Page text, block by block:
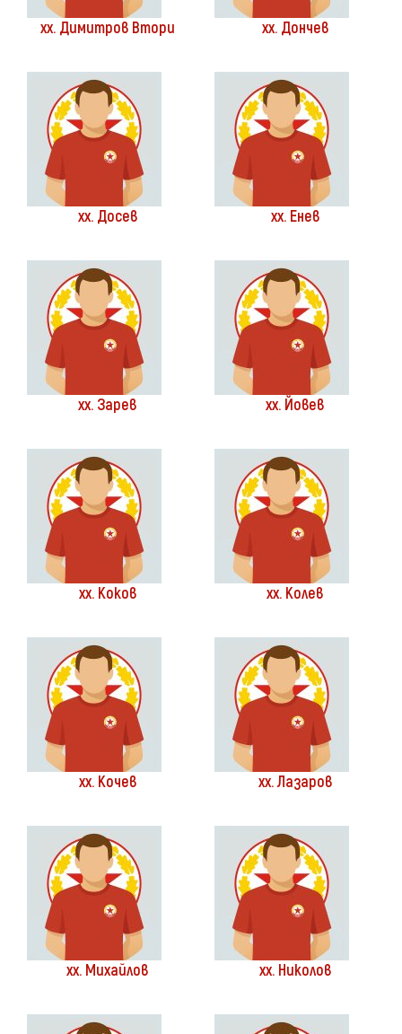
хх. Димитров Втори хх. Дончев
хх. Досев хх. Енев
хх. Зарев хх. Йовев
хх. Коков хх. Колев
хх. Кочев хх. Лазаров
хх. Михайлов хх. Николов